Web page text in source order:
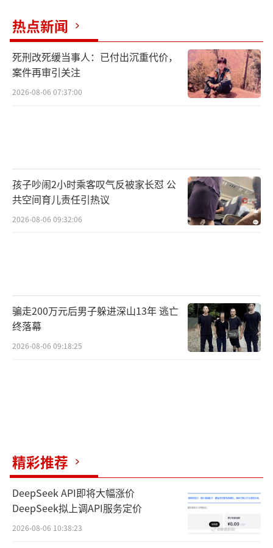
每次Prada代言人出现问题，大众都会关注
随之而来的违约金赔偿问题。尽管对于当前的P
rada来说，违约金只是一笔小钱。3月4日晚，
Prada集团公布了2024财年全年业绩。财报显
售额分别为35.63亿欧元和12.28亿欧元（约合
人民币95亿元），增幅分别为4.2%和93.2%。
依靠Miu Miu的强劲势头，Prada 2024财年实
现了两位数的增长，该品牌对集团的贡献占比
热点新闻
死刑改死缓当事人：已付出沉重代价，
案件再审引关注
2026-08-06 07:37:00
孩子吵闹2小时乘客叹气反被家长怼 公
共空间育儿责任引热议
2026-08-06 09:32:06
骗走200万元后男子躲进深山13年 逃亡
终落幕
2026-08-06 09:18:25
精彩推荐
DeepSeek API即将大幅涨价
DeepSeek拟上调API服务定价
2026-08-06 10:38:23